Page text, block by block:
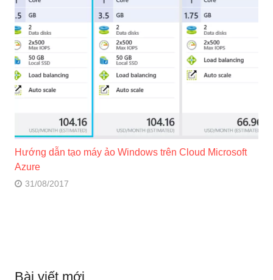
Hướng dẫn tạo máy ảo Windows trên Cloud Microsoft
Azure
31/08/2017
Bài viết mới